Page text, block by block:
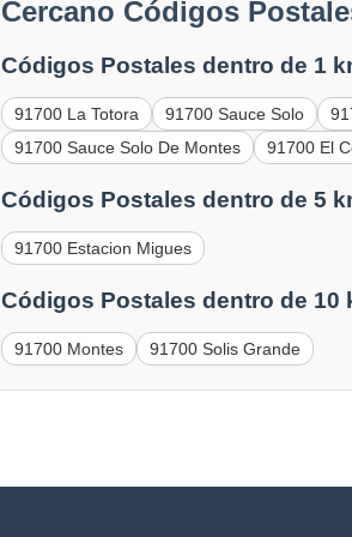
Cercano Códigos
Códigos Postales dentro de 1
91700 La Totora 91700 Sauce Solo
91700 Sauce Solo De Montes
91700 El
Códigos Postales dentro de 5
91700 Estacion Migues
Códigos Postales dentro de 10
91700 Montes 91700 Solis Grande